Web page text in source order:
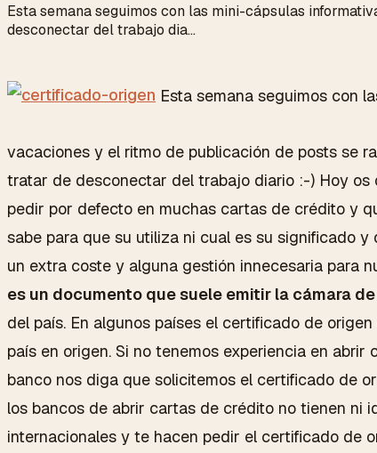
Esta semana seguimos con las mini-cápsulas
desconectar del trabajo dia...
Esta semana seguimos con
vacaciones y el ritmo de publicación de posts se
tratar de desconectar del trabajo diario :-) Hoy
pedir por defecto en muchas cartas de crédito y
sabe para que su utiliza ni cual es su significado
un extra coste y alguna gestión innecesaria para
es un documento que suele emitir la cámara
del país. En algunos países el certificado de
país en origen. Si no tenemos experiencia en
banco nos diga que solicitemos el certificado de
los bancos de abrir cartas de crédito no tienen ni
internacionales y te hacen pedir el certificado de